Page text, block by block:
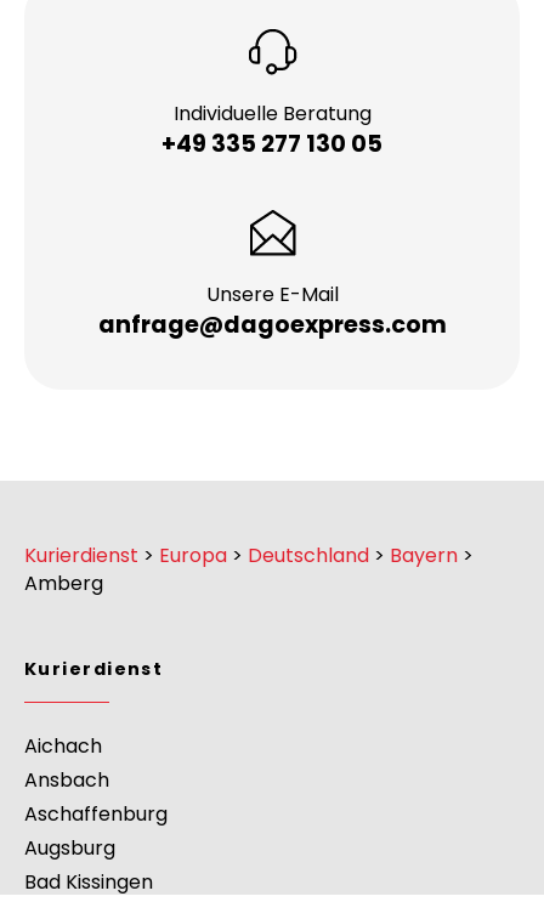
Individuelle Beratung
+49 335 277 130 05
Unsere E-Mail
anfrage@dagoexpress.com
Kurierdienst > Europa > Deutschland > Bayern >
Amberg
Kurierdienst
Aichach
Ansbach
Aschaffenburg
Augsburg
Bad Kissingen